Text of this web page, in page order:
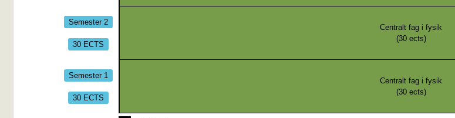
Semester 2
30 ECTS
Centralt fag i fysik
(30ects)
Semester 1
30 ECTS
Centralt fag i fysik
(30ects)